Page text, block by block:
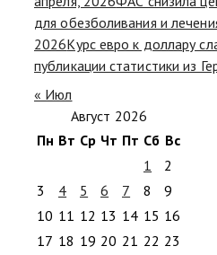
для обезболивания и
2026Курс евро к доллару
публикации статистики из
« Июл
Август 2026
Пн Вт Ср Чт Пт Сб Вс
1
2
3
4 5 6 7 8
9
10 11 12 13 14 15 16
17 18 19 20 21 22 23